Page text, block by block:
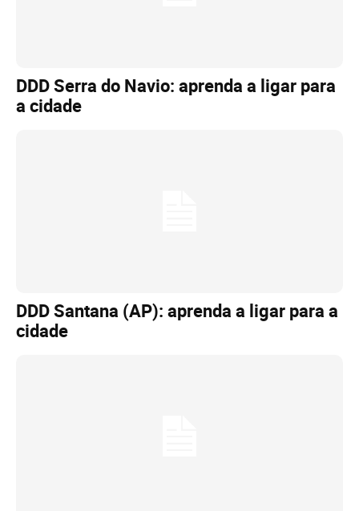
DDD Serra do Navio: aprenda a ligar para
a cidade
DDD Santana (AP): aprenda a ligar para a
cidade